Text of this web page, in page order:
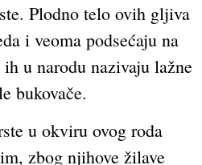
Plodno telo ovih gljiva
i veoma podsećaju na
u narodu nazivaju lažne
bukovače.
u okviru ovog roda
zbog njihove žilave